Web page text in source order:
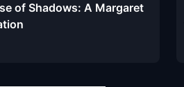
of Shadows: A Margaret